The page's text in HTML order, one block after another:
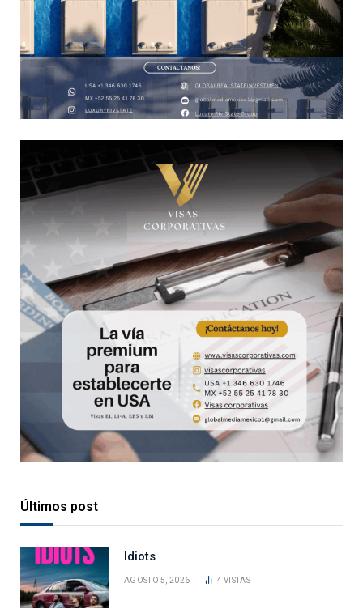
Últimos post
Idiots
AGOSTO 5, 2026 4VISTAS